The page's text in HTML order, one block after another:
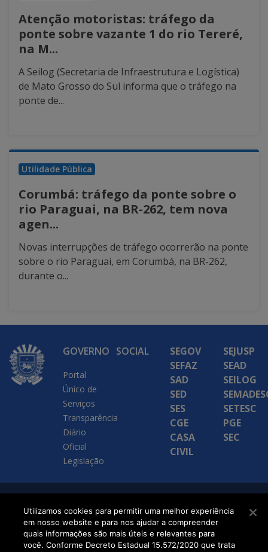
Atenção motoristas: tráfego da
ponte sobre vazante 1 do rio Tereré,
na M...
A Seilog (Secretaria de Infraestrutura e Logística)
de Mato Grosso do Sul informa que o tráfego na
ponte de...
Utilidade Pública
Corumbá: tráfego da ponte sobre o
rio Paraguai, na BR-262, tem nova
agen...
Novas interrupções de tráfego ocorrerão na ponte
sobre o rio Paraguai, em Corumbá, na BR-262,
durante o...
GOVERNO
Portal
Único de
Serviços
Transparência
Diário
Oficial
Legislação
SOCIAL
SEGOV
SEFAZ
SAD
SED
SES
CGE
CASA
CIVIL
SEJUSP
SEAD
SEILOG
SETESC
PGE
SEC
SETDIG | Secretaria-
Executiva de
Transformação Digital
Utilizamos cookies para permitir uma melhor experiência
em nosso website e para nos ajudar a compreender
quais informações são mais úteis e relevantes para
você. Conforme Decreto Estadual 15.572/2020 que trata